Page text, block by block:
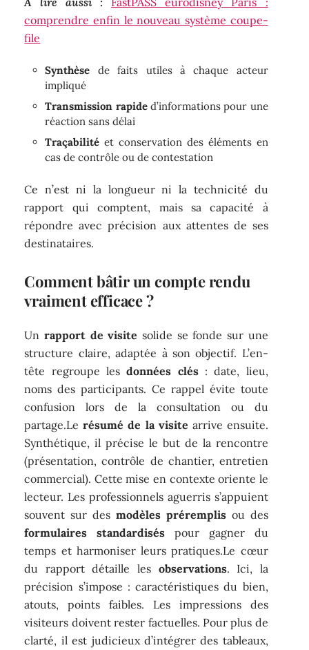
comprendre enfin le nouveau système coupe-
file
Synthèse de faits utiles à chaque acteur
impliqué
Transmission rapided’informations pour une
réaction sans délai
Traçabilité et conservation des éléments en
cas de contrôle ou de contestation
Ce n’est ni la longueur ni la technicité du
rapport qui comptent, mais sa capacité à
répondre avec précision aux attentes de ses
destinataires.
Comment bâtir un compte rendu
vraiment efficace ?
Unrapport de visite solide se fonde sur une
structure claire, adaptée à son objectif. L’en-
tête regroupe lesdonnées clés: date, lieu,
noms des participants. Ce rappel évite toute
confusion lors de la consultation ou du
partage.Lerésumé de la visite arrive ensuite.
Synthétique, il précise le but de la rencontre
(présentation, contrôle de chantier, entretien
commercial). Cette mise en contexte oriente le
lecteur. Les professionnels aguerris s’appuient
souvent sur des modèles préremplisou des
formulaires standardisés pour gagner du
temps et harmoniser leurs pratiques.Le cœur
du rapport détaille les observations. Ici, la
précision s’impose : caractéristiques du bien,
atouts, points faibles. Les impressions des
visiteurs doivent rester factuelles. Pour plus de
clarté, il est judicieux d’intégrer des tableaux,